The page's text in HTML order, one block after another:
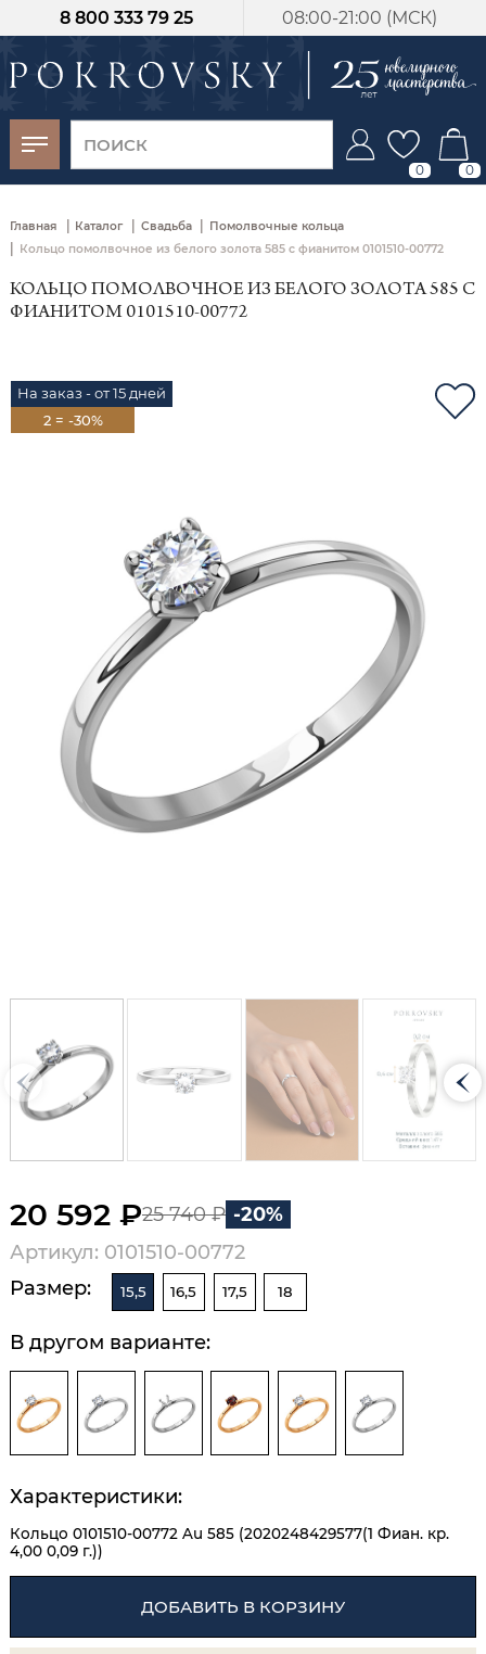
08:00-21:00 (МСК)
8 800 333 79 25
0 0
Главная | Каталог | Свадьба | Помолвочные кольца
| Кольцо помолвочное из белого золота 585 с фианитом 0101510-00772
КОЛЬЦО ПОМОЛВОЧНОЕ ИЗ БЕЛОГО ЗОЛОТА 585 С
ФИАНИТОМ 0101510-00772
На заказ - от 15 дней
2 = -30%
20 592 ₽25 740 ₽ -20%
Артикул: 0101510-00772
Размер:
15,5 16,5 17,5 18
В другом варианте:
Характеристики:
Кольцо 0101510-00772 Au 585 (2020248429577(1 Фиан. кр.
4,00 0,09 г.))
ДОБАВИТЬ В КОРЗИНУ
-30%
от 15 дней с
момента оплаты